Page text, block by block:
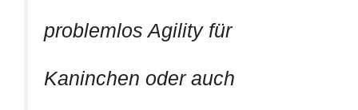
problemlos Agility für
Kaninchen oder auch